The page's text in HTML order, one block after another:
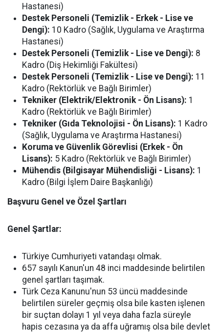
Hastanesi)
Destek Personeli (Temizlik - Erkek - Lise ve
Dengi): 10 Kadro (Sağlık, Uygulama ve Araştırma
Hastanesi)
Destek Personeli (Temizlik - Lise ve Dengi): 8
Kadro (Diş Hekimliği Fakültesi)
Destek Personeli (Temizlik - Lise ve Dengi): 11
Kadro (Rektörlük ve Bağlı Birimler)
Tekniker (Elektrik/Elektronik - Ön Lisans): 1
Kadro (Rektörlük ve Bağlı Birimler)
Tekniker (Gıda Teknolojisi - Ön Lisans): 1 Kadro
(Sağlık, Uygulama ve Araştırma Hastanesi)
Koruma ve Güvenlik Görevlisi (Erkek - Ön
Lisans): 5 Kadro (Rektörlük ve Bağlı Birimler)
Mühendis (Bilgisayar Mühendisliği - Lisans): 1
Kadro (Bilgi İşlem Daire Başkanlığı)
Başvuru Genel ve Özel Şartları
Genel Şartlar:
Türkiye Cumhuriyeti vatandaşı olmak.
657 sayılı Kanun'un 48 inci maddesinde belirtilen
genel şartları taşımak.
Türk Ceza Kanunu'nun 53 üncü maddesinde
belirtilen süreler geçmiş olsa bile kasten işlenen
bir suçtan dolayı 1 yıl veya daha fazla süreyle
hapis cezasına ya da affa uğramış olsa bile devlet